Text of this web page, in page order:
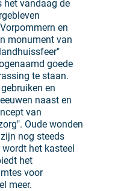
het vandaag de
en
monument van
goede
te staan.
en
naast en
van
Oude wonden
nog steeds
wordt het kasteel
het
voor
meer.